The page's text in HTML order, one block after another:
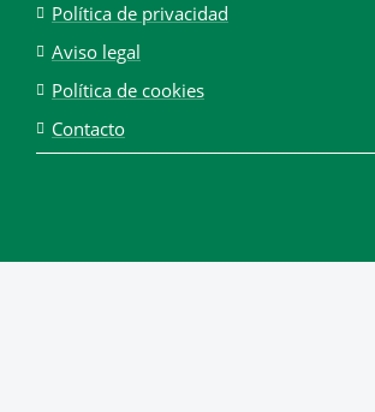
Política de privacidad
Aviso legal
Política de cookies
Contacto